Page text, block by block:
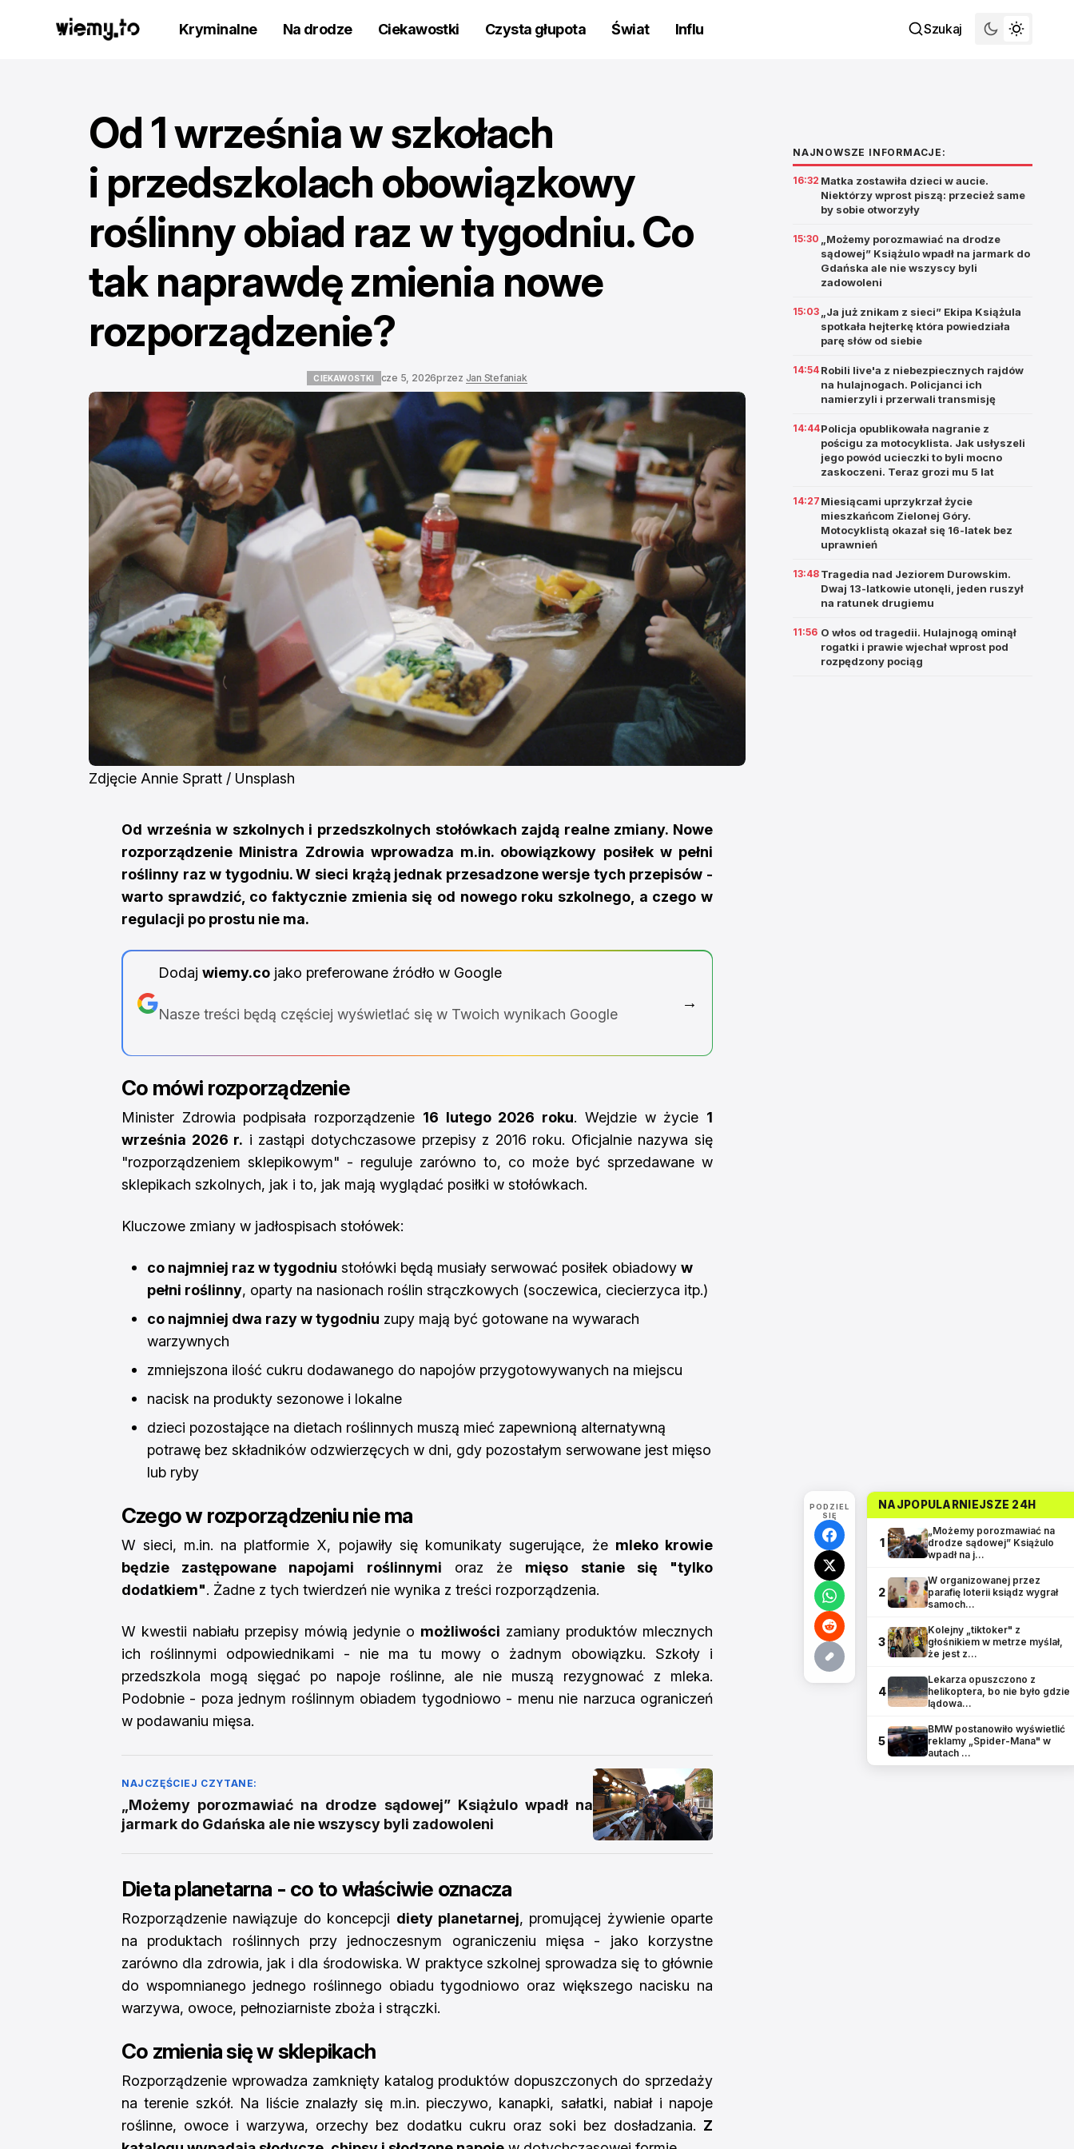
Kryminalne Na drodze Ciekawostki Czysta głupota Świat Influ Szukaj
Od 1 września w szkołach
i przedszkolach obowiązkowy
roślinny obiad raz w tygodniu. Co
tak naprawdę zmienia nowe
rozporządzenie?
CIEKAWOSTKI cze 5, 2026przez Jan Stefaniak
Zdjęcie Annie Spratt / Unsplash
Od września w szkolnych i przedszkolnych stołówkach zajdą realne zmiany. Nowe
rozporządzenie Ministra Zdrowia wprowadza m.in. obowiązkowy posiłek w pełni
roślinny raz w tygodniu. W sieci krążą jednak przesadzone wersje tych przepisów -
warto sprawdzić, co faktycznie zmienia się od nowego roku szkolnego, a czego w
regulacji po prostu nie ma.
Dodaj wiemy.cojako preferowane źródło w Google
Nasze treści będą częściej wyświetlać się w Twoich wynikach Google
→
Co mówi rozporządzenie
Minister Zdrowia podpisała rozporządzenie 16 lutego 2026 roku. Wejdzie w życie 1
września 2026 r. i zastąpi dotychczasowe przepisy z 2016 roku. Oficjalnie nazywa się
"rozporządzeniem sklepikowym" - reguluje zarówno to, co może być sprzedawane w
sklepikach szkolnych, jak i to, jak mają wyglądać posiłki w stołówkach.
Kluczowe zmiany w jadłospisach stołówek:
co najmniej raz w tygodniu stołówki będą musiały serwować posiłek obiadowy w
pełni roślinny, oparty na nasionach roślin strączkowych (soczewica, ciecierzyca itp.)
co najmniej dwa razy w tygodniu zupy mają być gotowane na wywarach
warzywnych
zmniejszona ilość cukru dodawanego do napojów przygotowywanych na miejscu
nacisk na produkty sezonowe i lokalne
dzieci pozostające na dietach roślinnych muszą mieć zapewnioną alternatywną
potrawę bez składników odzwierzęcych w dni, gdy pozostałym serwowane jest mięso
lub ryby
Czego w rozporządzeniu nie ma
W sieci, m.in. na platformie X, pojawiły się komunikaty sugerujące, że mleko krowie
będzie zastępowane napojami roślinnymi oraz że mięso stanie się "tylko
dodatkiem". Żadne z tych twierdzeń nie wynika z treści rozporządzenia.
W kwestii nabiału przepisy mówią jedynie o możliwości zamiany produktów mlecznych
ich roślinnymi odpowiednikami - nie ma tu mowy o żadnym obowiązku. Szkoły i
przedszkola mogą sięgać po napoje roślinne, ale nie muszą rezygnować z mleka.
Podobnie - poza jednym roślinnym obiadem tygodniowo - menu nie narzuca ograniczeń
w podawaniu mięsa.
NAJCZĘŚCIEJ CZYTANE:
„Możemy porozmawiać na drodze sądowej” Książulo wpadł na
jarmark do Gdańska ale nie wszyscy byli zadowoleni
Dieta planetarna - co to właściwie oznacza
Rozporządzenie nawiązuje do koncepcji diety planetarnej, promującej żywienie oparte
na produktach roślinnych przy jednoczesnym ograniczeniu mięsa - jako korzystne
zarówno dla zdrowia, jak i dla środowiska. W praktyce szkolnej sprowadza się to głównie
do wspomnianego jednego roślinnego obiadu tygodniowo oraz większego nacisku na
warzywa, owoce, pełnoziarniste zboża i strączki.
Co zmienia się w sklepikach
Rozporządzenie wprowadza zamknięty katalog produktów dopuszczonych do sprzedaży
na terenie szkół. Na liście znalazły się m.in. pieczywo, kanapki, sałatki, nabiał i napoje
roślinne, owoce i warzywa, orzechy bez dodatku cukru oraz soki bez dosładzania. Z
NAJNOWSZE INFORMACJE:
16:32 Matka zostawiła dzieci w aucie.
Niektórzy wprost piszą: przecież same
by sobie otworzyły
15:30
„Możemy porozmawiać na drodze
sądowej” Książulo wpadł na jarmark do
Gdańska ale nie wszyscy byli
zadowoleni
15:03
„Ja już znikam z sieci” Ekipa Książula
spotkała hejterkę która powiedziała
parę słów od siebie
14:54 Robili live'a z niebezpiecznych rajdów
na hulajnogach. Policjanci ich
namierzyli i przerwali transmisję
14:44Policja opublikowała nagranie z
pościgu za motocyklista. Jak usłyszeli
jego powód ucieczki to byli mocno
zaskoczeni. Teraz grozi mu 5 lat
14:27 Miesiącami uprzykrzał życie
mieszkańcom Zielonej Góry.
Motocyklistą okazał się 16-latek bez
uprawnień
13:48 Tragedia nad Jeziorem Durowskim.
Dwaj 13-latkowie utonęli, jeden ruszył
na ratunek drugiemu
11:56 O włos od tragedii. Hulajnogą ominął
rogatki i prawie wjechał wprost pod
rozpędzony pociąg
PODZIEL
SIĘ
NAJPOPULARNIEJSZE 24H
1
„Możemy porozmawiać na
drodze sądowej” Książulo
wpadł na j…
2
W organizowanej przez
parafię loterii ksiądz wygrał
samoch…
3
Kolejny „tiktoker" z
głośnikiem w metrze myślał,
że jest z…
4
Lekarza opuszczono z
helikoptera, bo nie było gdzie
lądowa…
5
BMW postanowiło wyświetlić
reklamy „Spider-Mana" w
autach …